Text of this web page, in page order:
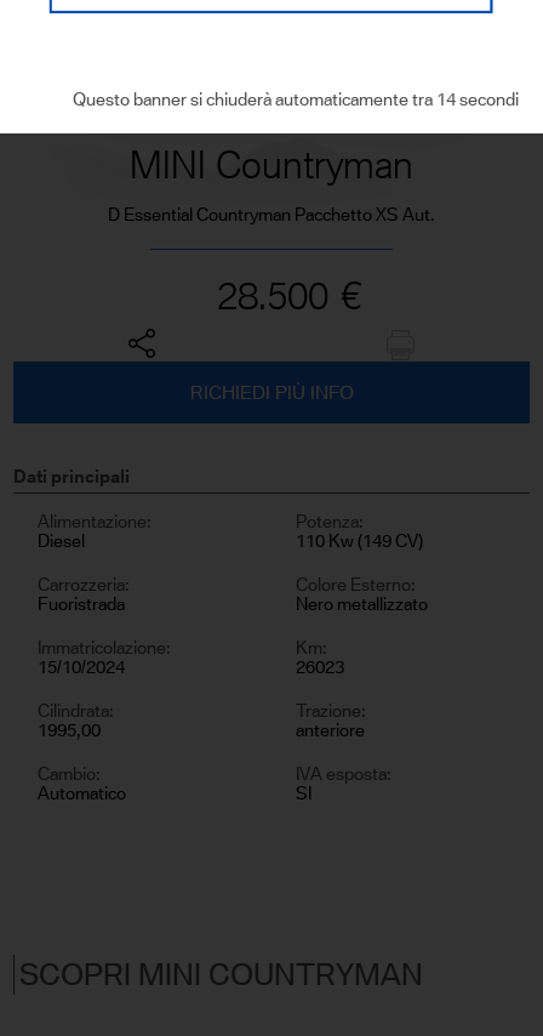
Questo banner si chiuderà automaticamente tra 13 secondi
MINI Countryman
D Essential Countryman Pacchetto XS Aut.
28.500 €
RICHIEDI PIÙ INFO
Dati principali
Alimentazione:
Diesel
Potenza:
110 Kw (149 CV)
Carrozzeria:
Fuoristrada
Colore Esterno:
Nero metallizzato
Immatricolazione:
15/10/2024
Km:
26023
Cilindrata:
1995,00
Trazione:
anteriore
Cambio:
Automatico
IVA esposta:
SI
SCOPRI MINI COUNTRYMAN